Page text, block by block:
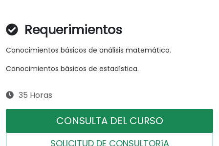
Requerimientos
Conocimientos básicos de análisis matemático.
Conocimientos básicos de estadística.
35 Horas
CONSULTA DEL CURSO
SOLICITUD DE CONSULTORíA